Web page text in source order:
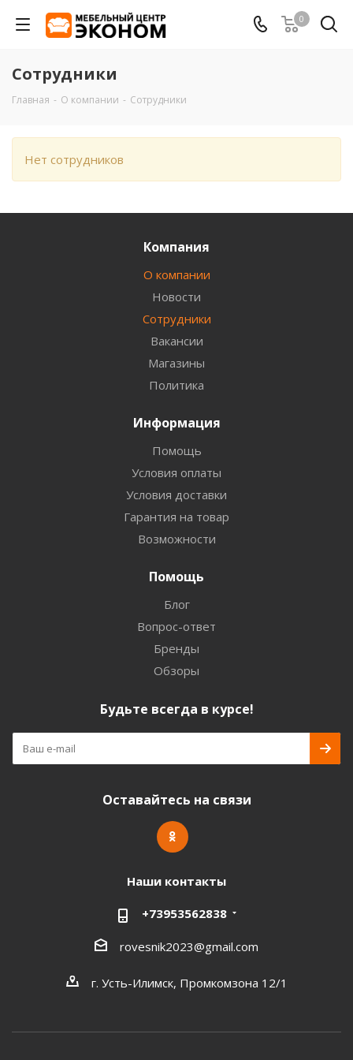
0
Сотрудники
Главная - О компании - Сотрудники
Нет сотрудников
Компания
О компании
Новости
Сотрудники
Вакансии
Магазины
Политика
Информация
Помощь
Условия оплаты
Условия доставки
Гарантия на товар
Возможности
Помощь
Блог
Вопрос-ответ
Бренды
Обзоры
Будьте всегда в курсе!
Оставайтесь на связи
Наши контакты
+73953562838
rovesnik2023@gmail.com
г. Усть-Илимск, Промкомзона 12/1